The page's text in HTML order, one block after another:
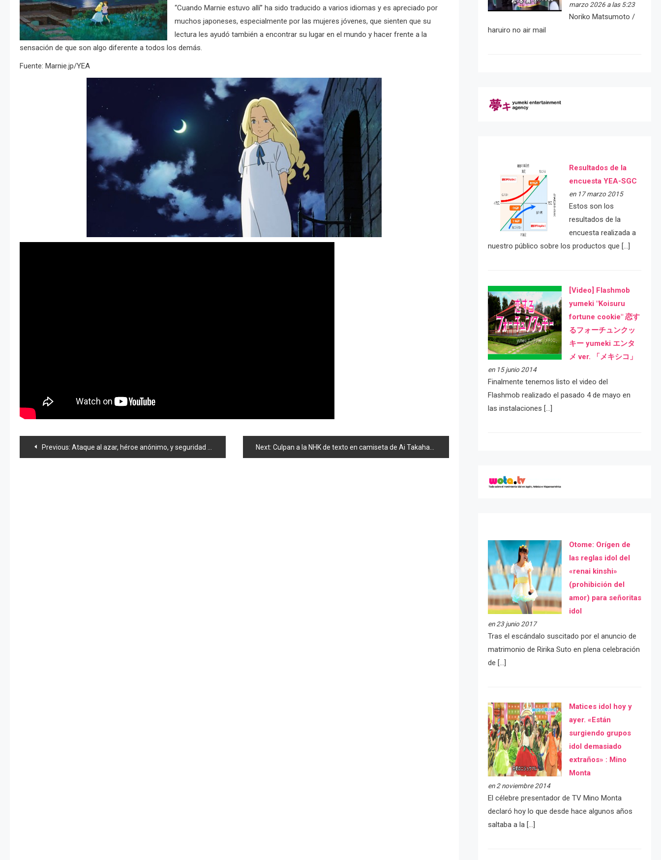
“Cuando Marnie estuvo allí” ha sido traducido a varios idiomas y es apreciado por
muchos japoneses, especialmente por las mujeres jóvenes, que sienten que su
lectura les ayudó también a encontrar su lugar en el mundo y hacer frente a la
sensación de que son algo diferente a todos los demás.
Fuente: Marnie.jp/YEA
Navegación
Previous: Ataque al azar, héroe anónimo, y seguridad extrema alejaría a wotas Next: Culpan a la NHK de texto en camiseta de Ai Takahashi: «I am a whore»
marzo 2026 a las 5:23
Noriko Matsumoto /
haruiro no air mail
Resultados de la
encuesta YEA-SGC
en 17 marzo 2015
Estos son los
resultados de la
encuesta realizada a
nuestro público sobre los productos que […]
[Video] Flashmob
yumeki "Koisuru
fortune cookie" 恋す
るフォーチュンクッ
キー yumeki エンタ
メ ver. 「メキシコ」
en 15 junio 2014
Finalmente tenemos listo el video del
Flashmob realizado el pasado 4 de mayo en
las instalaciones […]
Otome: Orígen de
las reglas idol del
«renai kinshi»
(prohibición del
amor) para señoritas
idol
en 23 junio 2017
Tras el escándalo suscitado por el anuncio de
matrimonio de Ririka Suto en plena celebración
de […]
Matices idol hoy y
ayer. «Están
surgiendo grupos
idol demasiado
extraños» : Mino
Monta
en 2 noviembre 2014
El célebre presentador de TV Mino Monta
declaró hoy lo que desde hace algunos años
saltaba a la […]